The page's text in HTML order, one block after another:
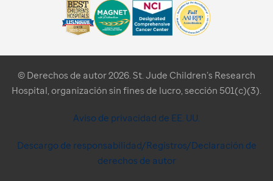
© Derechos de autor 2026. St. Jude Children’s Research
Hospital, organización sin fines de lucro, sección 501(c)(3).
Aviso de privacidad de EE. UU.
Descargo de responsabilidad/Registros/Declaración de
derechos de autor